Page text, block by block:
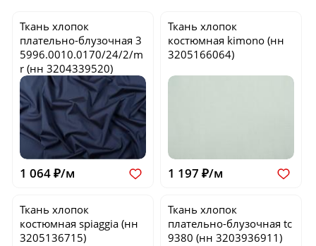
Ткань хлопок
плательно-блузочная3
5996.0010.0170/24/2/m
r (нн 3204339520)
1 064 ₽/м
Ткань хлопок
костюмная kimono (нн
3205166064)
1 197 ₽/м
Ткань хлопок
костюмнаяspiaggia (нн
3205136715)
Ткань хлопок
плательно-блузочнаяtc
9380 (нн 3203936911)